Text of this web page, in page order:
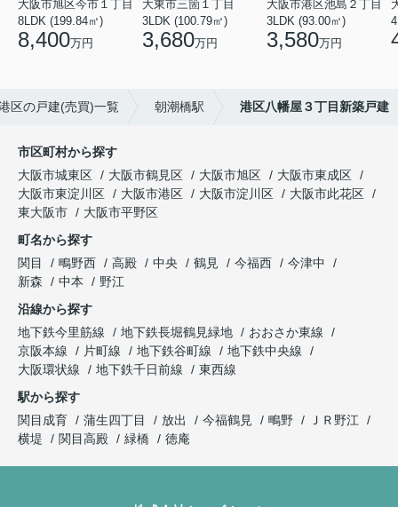
大阪市旭区今市１丁目
8LDK (199.84㎡)
8,400万円
大東市三箇１丁目
3LDK (100.79㎡)
3,680万円
大阪市港区池島２丁目
3LDK (93.00㎡)
3,580万円
区の戸建(売買)一覧 朝潮橋駅 港区八幡屋３丁目新築戸建
市区町村から探す
大阪市城東区
大阪市鶴見区 大阪市旭区
大阪市東成区
大阪市東淀川区
大阪市港区 大阪市淀川区
大阪市此花区
東大阪市
大阪市平野区
町名から探す
関目
鴫野西 高殿 中央 鶴見 今福西
今津中
新森
中本
野江
沿線から探す
地下鉄今里筋線
地下鉄長堀鶴見緑地
おおさか東線
京阪本線
片町線 地下鉄谷町線
地下鉄中央線
大阪環状線
地下鉄千日前線
東西線
駅から探す
関目成育
蒲生四丁目 放出 今福鶴見 鴫野
ＪＲ野江
横堤
関目高殿 緑橋 徳庵